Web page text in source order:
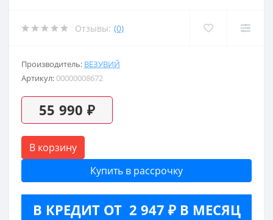
Отзывы: (0)
Производитель: ВЕЗУВИЙ
Артикул:00000008672
55 990 ₽
В корзину
Купить в рассрочку
В КРЕДИТ ОТ 2 947 ₽ В МЕСЯЦ